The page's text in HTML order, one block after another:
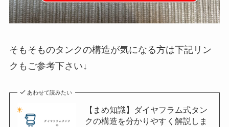
そもそものタンクの構造が気になる方は下記リン
クもご参考下さい↓
あわせて読みたい
【まめ知識】ダイヤフラム式タン
クの構造を分かりやすく解説しま